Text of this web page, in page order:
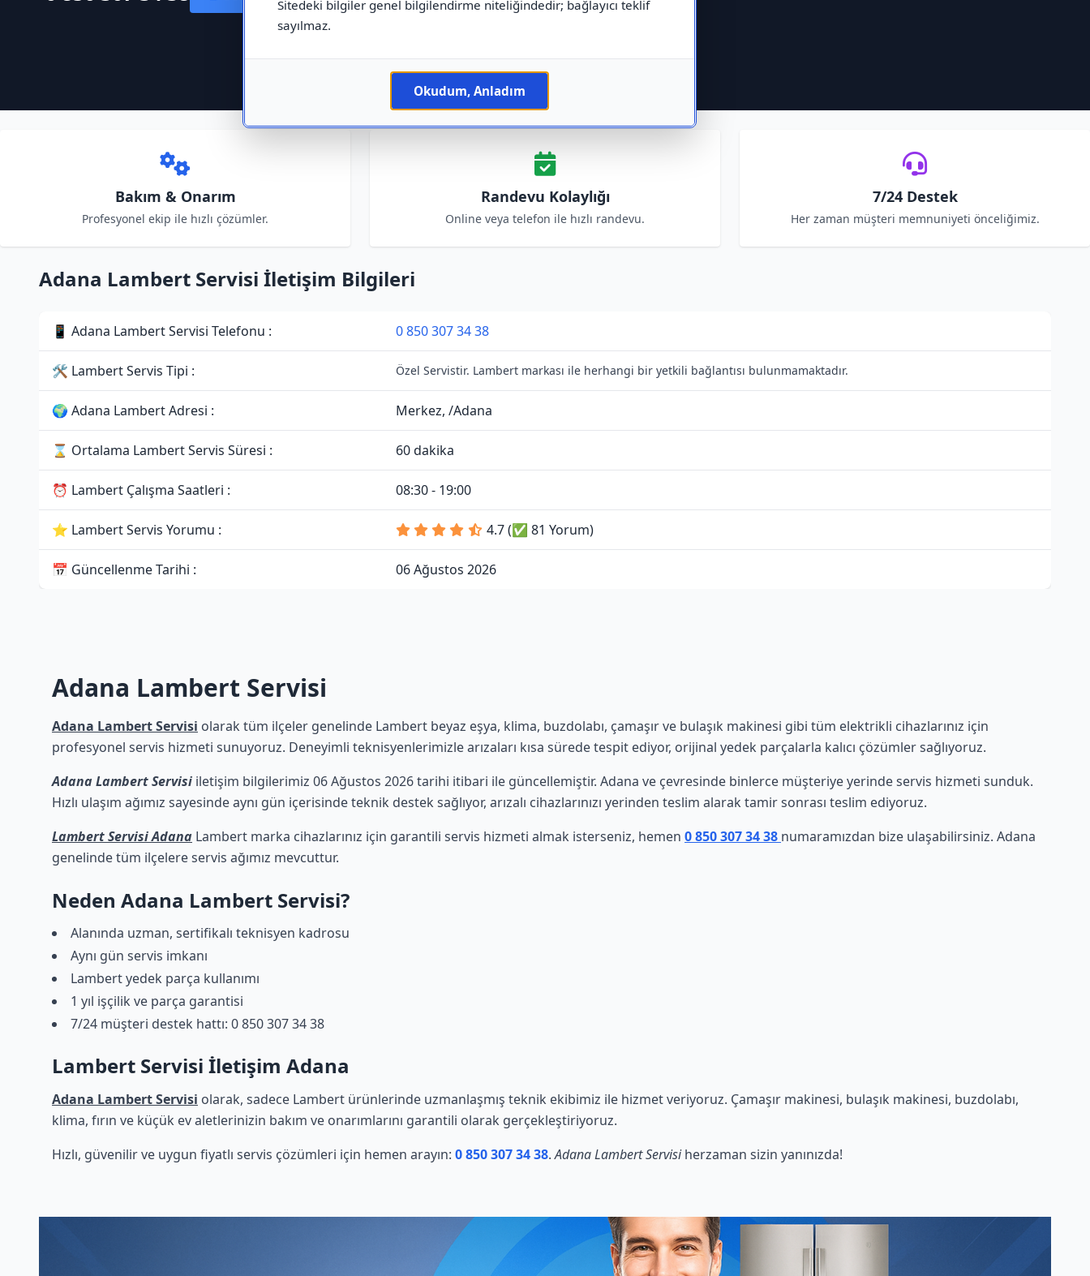
Sitedeki bilgiler genel bilgilendirme niteliğindedir; bağlayıcı teklif
sayılmaz.
Okudum, Anladım
Bakım & Onarım
Profesyonel ekip ile hızlı çözümler.
Randevu Kolaylığı
Online veya telefon ile hızlı randevu.
7/24 Destek
Her zaman müşteri memnuniyeti önceliğimiz.
Adana Lambert Servisi İletişim Bilgileri
📱 Adana Lambert Servisi Telefonu : 0 850 307 34 38
🛠 Lambert Servis Tipi : Özel Servistir. Lambert markası ile herhangi bir yetkili bağlantısı bulunmamaktadır.
🌍 Adana Lambert Adresi : Merkez, /Adana
⌛ Ortalama Lambert Servis Süresi : 60 dakika
⏰ Lambert Çalışma Saatleri : 08:30 - 19:00
⭐ Lambert Servis Yorumu : 4.7 (✅ 81 Yorum)
📅 Güncellenme Tarihi : 06 Ağustos 2026
Adana Lambert Servisi
Adana Lambert Servisi olarak tüm ilçeler genelinde Lambert beyaz eşya, klima, buzdolabı, çamaşır ve bulaşık makinesi gibi tüm elektrikli cihazlarınız için
profesyonel servis hizmeti sunuyoruz. Deneyimli teknisyenlerimizle arızaları kısa sürede tespit ediyor, orijinal yedek parçalarla kalıcı çözümler sağlıyoruz.
Adana Lambert Servisi iletişim bilgilerimiz 06 Ağustos 2026 tarihi itibari ile güncellemiştir. Adana ve çevresinde binlerce müşteriye yerinde servis hizmeti sunduk.
Hızlı ulaşım ağımız sayesinde aynı gün içerisinde teknik destek sağlıyor, arızalı cihazlarınızı yerinden teslim alarak tamir sonrası teslim ediyoruz.
Lambert Servisi Adana Lambert marka cihazlarınız için garantili servis hizmeti almak isterseniz, hemen 0 850 307 34 38 numaramızdan bize ulaşabilirsiniz. Adana
genelinde tüm ilçelere servis ağımız mevcuttur.
Neden Adana Lambert Servisi?
Alanında uzman, sertifikalı teknisyen kadrosu
Aynı gün servis imkanı
Lambert yedek parça kullanımı
1 yıl işçilik ve parça garantisi
7/24 müşteri destek hattı: 0 850 307 34 38
Lambert Servisi İletişim Adana
Adana Lambert Servisi olarak, sadece Lambert ürünlerinde uzmanlaşmış teknik ekibimiz ile hizmet veriyoruz. Çamaşır makinesi, bulaşık makinesi, buzdolabı,
klima, fırın ve küçük ev aletlerinizin bakım ve onarımlarını garantili olarak gerçekleştiriyoruz.
Hızlı, güvenilir ve uygun fiyatlı servis çözümleri için hemen arayın: 0 850 307 34 38.Adana Lambert Servisiherzaman sizin yanınızda!